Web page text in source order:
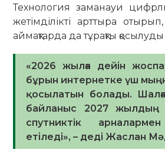
Технология заманауи
жетімділікті арттыра
аймақтарда да тұрақты
«2026 жылға дейін
бұрын интернетке үш
қосылатын болады.
байланыс 2027 жылдың
спутниктік
етіледі», – деді Жаслан